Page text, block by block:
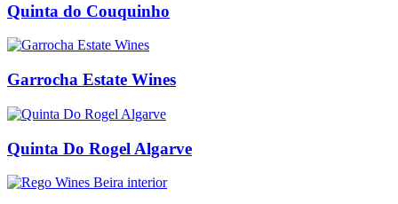
Quinta do Couquinho
Garrocha Estate Wines
Quinta Do Rogel Algarve